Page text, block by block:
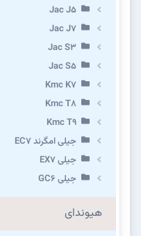
Jac J5
Jac J7
Jac S3
Jac S5
Kmc K7
Kmc T8
Kmc T9
جیلی امگرند EC7
جیلی EX7
جیلی GC6
هیوندای